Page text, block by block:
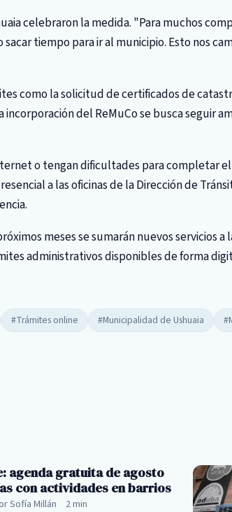
celebraron la medida. "Para muchos
tiempo para ir al municipio. Esto nos
como la solicitud de certificados de
del ReMuCo se busca seguir
o tengan dificultades para completar
a las oficinas de la Dirección de
meses se sumarán nuevos servicios
administrativos disponibles de forma
#Trámites online #Municipalidad de Ushuaia
agenda gratuita de agosto
con actividades en barrios
Sofía Millán 2 min